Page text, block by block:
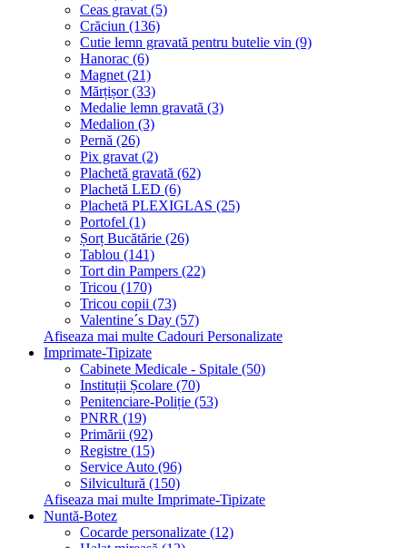
Ceas gravat (5)
Crăciun (136)
Cutie lemn gravată pentru butelie vin (9)
Hanorac (6)
Magnet (21)
Mărțișor (33)
Medalie lemn gravată (3)
Medalion (3)
Pernă (26)
Pix gravat (2)
Plachetă gravată (62)
Plachetă LED (6)
Plachetă PLEXIGLAS (25)
Portofel (1)
Șorț Bucătărie (26)
Tablou (141)
Tort din Pampers (22)
Tricou (170)
Tricou copii (73)
Valentine´s Day (57)
Afiseaza mai multe Cadouri Personalizate
Imprimate-Tipizate
Cabinete Medicale - Spitale (50)
Instituții Școlare (70)
Penitenciare-Poliție (53)
PNRR (19)
Primării (92)
Registre (15)
Service Auto (96)
Silvicultură (150)
Afiseaza mai multe Imprimate-Tipizate
Nuntă-Botez
Cocarde personalizate (12)